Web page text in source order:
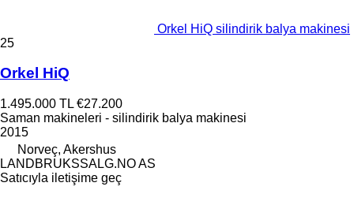
Orkel HiQ silindirik balya makinesi
25
Orkel HiQ
1.495.000 TL €27.200
Saman makineleri - silindirik balya makinesi
2015
Norveç, Akershus
LANDBRUKSSALG.NO AS
Satıcıyla iletişime geç